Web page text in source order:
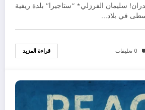
سليمان الفرزلي* “ستاجيرا” بلدة ريفية
في بلاد…
0 تعليقات قراءة المزيد